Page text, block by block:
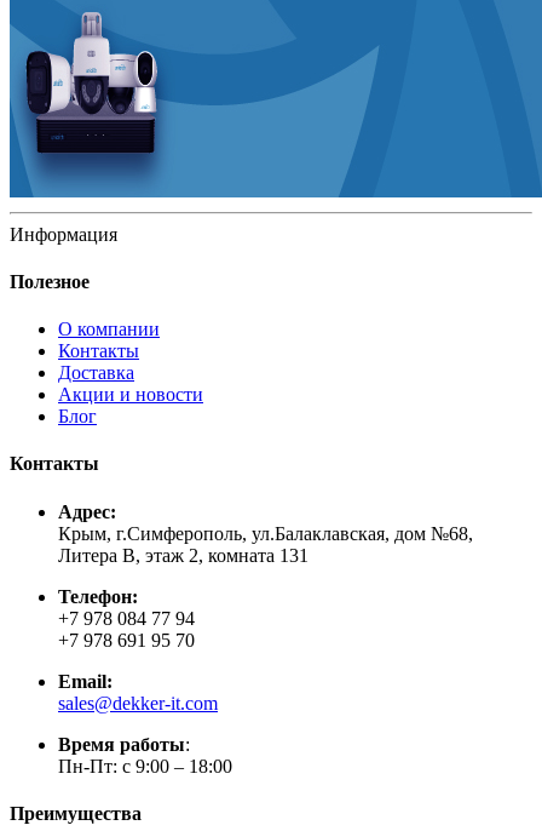
Информация
Полезное
О компании
Контакты
Доставка
Акции и новости
Блог
Контакты
Адрес:
Крым, г.Симферополь, ул.Балаклавская, дом №68,
Литера В, этаж 2, комната 131
Телефон:
+7 978 084 77 94
+7 978 691 95 70
Email:
sales@dekker-it.com
Время работы:
Пн-Пт: с 9:00 – 18:00
Преимущества